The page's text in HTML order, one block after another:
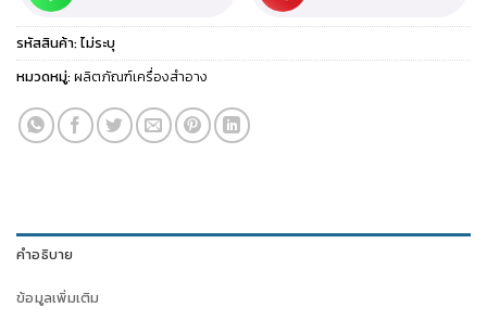
รหัสสินค้า:ไม่ระบุ
หมวดหมู่:ผลิตภัณฑ์เครื่องสำอาง
คำอธิบาย
ข้อมูลเพิ่มเติม